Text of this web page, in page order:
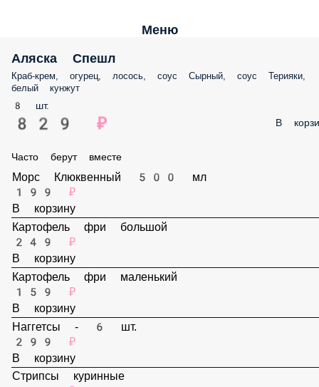
Меню
Аляска Спешл
Краб-крем, огурец, лосось, соус Сырный, соус Терияки, белый
8 шт.
829 ₽
Морс Клюквенный 500 мл
199 ₽
В корзину
Картофель фри большой
249 ₽
В корзину
Картофель фри маленький
159 ₽
В корзину
Наггетсы - 6 шт.
299 ₽